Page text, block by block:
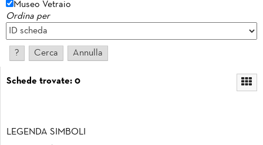
Museo Vetraio
Ordina per
Schede trovate: 0
LEGENDA SIMBOLI